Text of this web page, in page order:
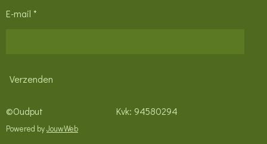
E-mail *
Verzenden
©Oudput Kvk: 94580294
Powered byJouwWeb